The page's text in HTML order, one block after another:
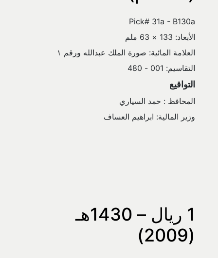
Pick# 31a - B130a
الأبعاد: 133 × 63 ملم
العلامة المائية: صورة الملك عبدالله ورقم ١
التقاسيم: 001 - 480
التواقيع
المحافظ : حمد السياري
وزير المالية: ابراهيم العساف
1 ريال – 1430هـ
(2009)